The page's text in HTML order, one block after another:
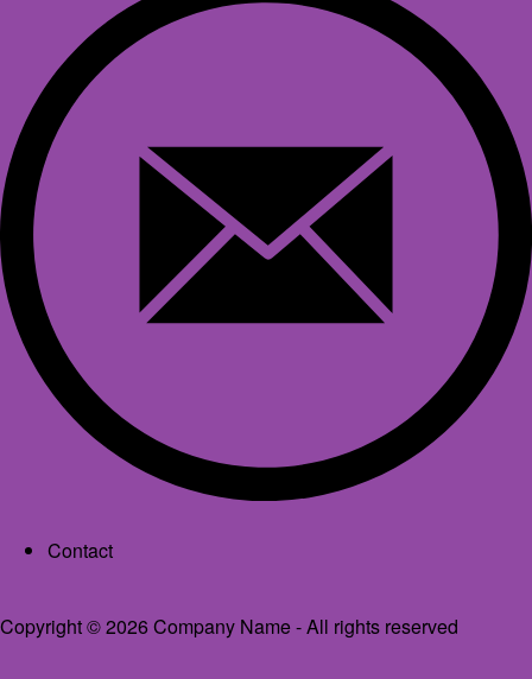
Footer menu
Contact
Copyright © 2026 Company Name - All rights reserved